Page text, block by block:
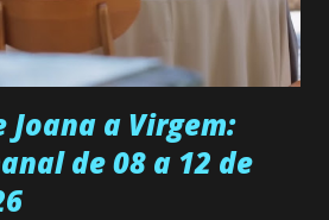
quando decide fazer algo.
ela é inseminada por eng...
a Virgem:
de 08 a 12 de